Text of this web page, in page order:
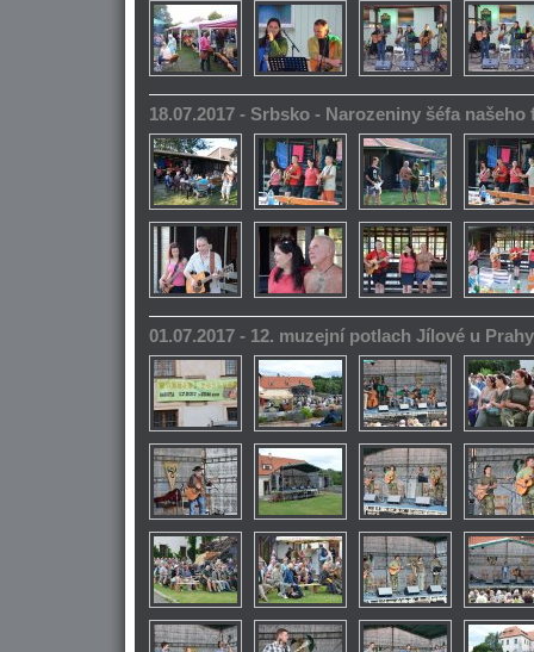
18.07.2017 - Srbsko - Narozeniny šéfa našeho
01.07.2017 - 12. muzejní potlach Jílové u Prahy